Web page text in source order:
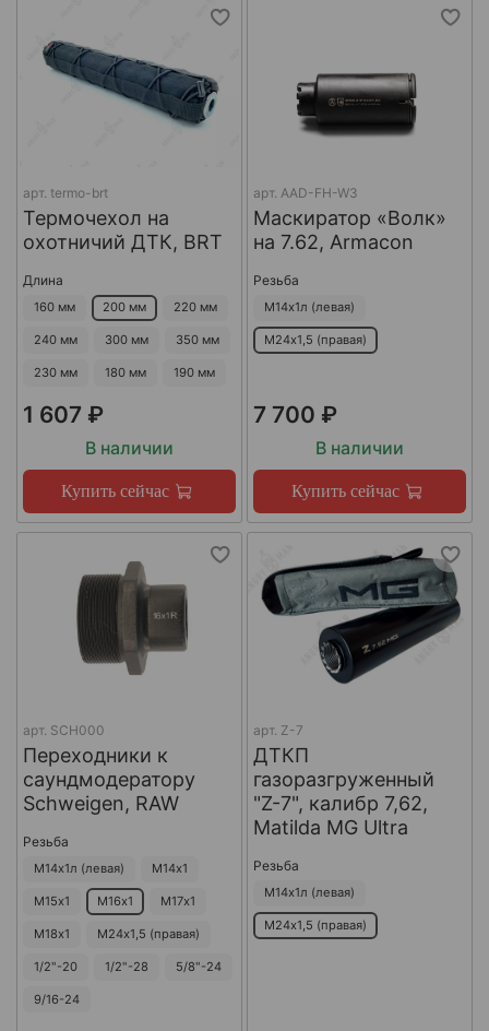
арт. termo-brt
Термочехол на
охотничий ДТК, BRT
Длина
160 мм 200 мм 220 мм
240 мм 300 мм 350 мм
230 мм 180 мм 190 мм
1 607 ₽
В наличии
Купить сейчас
арт. AAD-FH-W3
Маскиратор «Волк»
на 7.62, Armacon
Резьба
М14х1л (левая)
М24х1,5 (правая)
7 700 ₽
В наличии
Купить сейчас
арт. SCH000
Переходники к
саундмодератору
Schweigen, RAW
Резьба
М14х1л (левая) М14х1
М15х1 М16х1 М17х1
М18х1 М24х1,5 (правая)
1/2"-20 1/2"-28 5/8"-24
9/16-24
арт. Z-7
ДТКП
газоразгруженный
"Z-7", калибр 7,62,
Matilda MG Ultra
Резьба
М14х1л (левая)
М24х1,5 (правая)